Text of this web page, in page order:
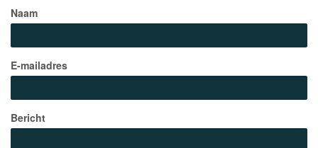
Naam
E-mailadres
Bericht